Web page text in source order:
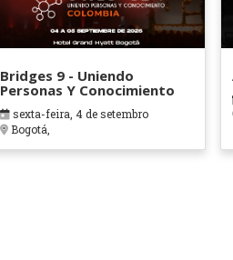
Bridges 9 - Uniendo
Personas Y Conocimiento
sexta-feira, 4 de setembro
Bogotá,